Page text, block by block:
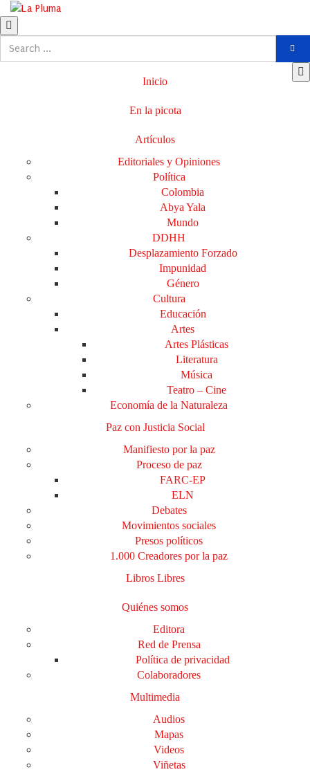
Inicio
En la picota
Artículos
Editoriales y Opiniones
Política
Colombia
Abya Yala
Mundo
DDHH
Desplazamiento Forzado
Impunidad
Género
Cultura
Educación
Artes
Artes Plásticas
Literatura
Música
Teatro – Cine
Economía de la Naturaleza
Paz con Justicia Social
Manifiesto por la paz
Proceso de paz
FARC-EP
ELN
Debates
Movimientos sociales
Presos políticos
1.000 Creadores por la paz
Libros Libres
Quiénes somos
Editora
Red de Prensa
Política de privacidad
Colaboradores
Multimedia
Audios
Mapas
Videos
Viñetas